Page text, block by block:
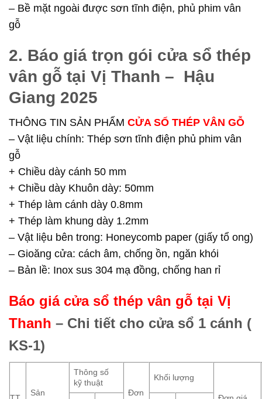
– Bề mặt ngoài được sơn tĩnh điện, phủ phim vân
gỗ
2. Báo giá trọn gói cửa sổ thép
vân gỗ tại Vị Thanh – Hậu
Giang 2025
THÔNG TIN SẢN PHẨM CỬA SỔ THÉP VÂN GỖ
– Vật liệu chính: Thép sơn tĩnh điện phủ phim vân
gỗ
+ Chiều dày cánh 50 mm
+ Chiều dày Khuôn dày: 50mm
+ Thép làm cánh dày 0.8mm
+ Thép làm khung dày 1.2mm
– Vật liệu bên trong: Honeycomb paper (giấy tổ ong)
– Gioăng cửa: cách âm, chống ồn, ngăn khói
– Bản lề: Inox sus 304 mạ đồng, chống han rỉ
Báo giá cửa sổ thép vân gỗ tại Vị
Thanh – Chi tiết cho cửa sổ 1 cánh (
KS-1)
Sản
Thông số
kỹ thuật
Đơn
Khối lượng